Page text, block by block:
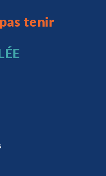
tenir